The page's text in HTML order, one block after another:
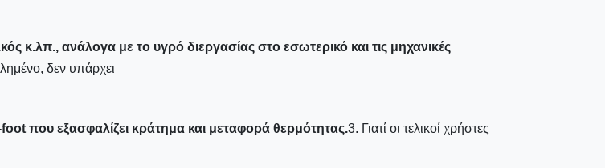
κ.λπ., ανάλογα με το υγρό διεργασίας στο εσωτερικό και τις μηχανικές
δεν υπάρχει
που εξασφαλίζει κράτημα και μεταφορά θερμότητας.3. Γιατί οι τελικοί χρήστες